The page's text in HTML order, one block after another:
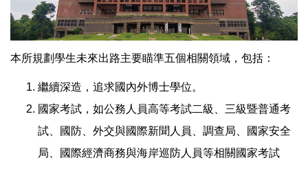
本所規劃學生未來出路主要瞄準五個相關領域，包括：
繼續深造，追求國內外博士學位。
國家考試，如公務人員高等考試二級、三級暨普通考
試、國防、外交與國際新聞人員、調查局、國家安全
局、國際經濟商務與海岸巡防人員等相關國家考試